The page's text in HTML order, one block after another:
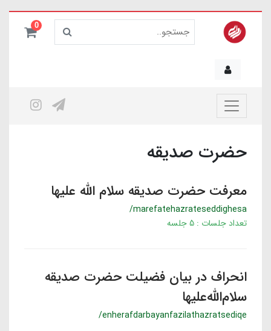
0
حضرت صدیقه
معرفت حضرت صدیقه سلام الله علیها
/marefatehazrateseddighesa
تعداد جلسات : 5 جلسه
انحراف در بیان فضیلت حضرت صدیقه
سلام‌الله‌علیها
/enherafdarbayanfazilathazratsediqe